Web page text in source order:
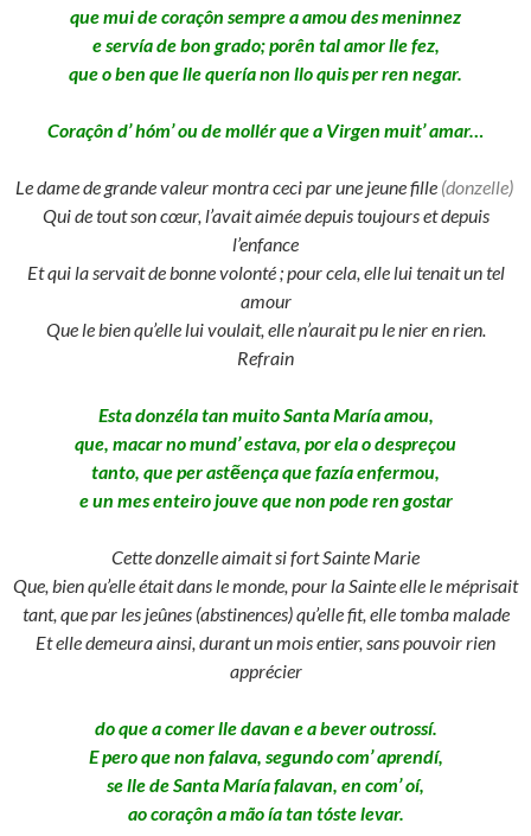
que mui de coraçôn sempre a amou des meninnez
e servía de bon grado; porên tal amor lle fez,
que o ben que lle quería non llo quis per ren negar.
Coraçôn d’ hóm’ ou de mollér que a Virgen muit’ amar…
Le dame de grande valeur montra ceci par une jeune fille (donzelle)
Qui de tout son cœur, l’avait aimée depuis toujours et depuis
l’enfance
Et qui la servait de bonne volonté ; pour cela, elle lui tenait un tel
amour
Que le bien qu’elle lui voulait, elle n’aurait pu le nier en rien.
Refrain
Esta donzéla tan muito Santa María amou,
que, macar no mund’ estava, por ela o despreçou
tanto, que per astẽença que fazía enfermou,
e un mes enteiro jouve que non pode ren gostar
Cette donzelle aimait si fort Sainte Marie
Que, bien qu’elle était dans le monde, pour la Sainte elle le méprisait
tant, que par les jeûnes (abstinences) qu’elle fit, elle tomba malade
Et elle demeura ainsi, durant un mois entier, sans pouvoir rien
apprécier
do que a comer lle davan e a bever outrossí.
E pero que non falava, segundo com’ aprendí,
se lle de Santa María falavan, en com’ oí,
ao coraçôn a mão ía tan tóste levar.